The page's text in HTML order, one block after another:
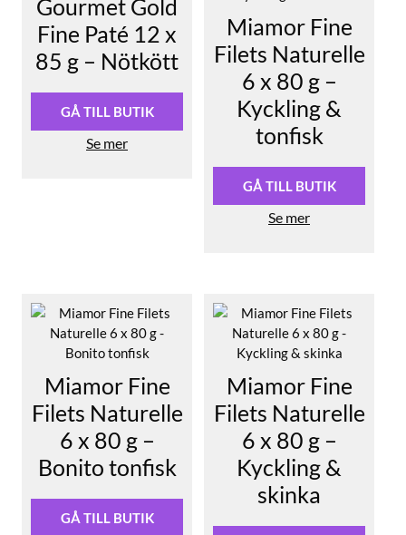
Gourmet Gold
Fine Paté 12 x
85 g – Nötkött
GÅ TILL BUTIK
Se mer
Miamor Fine
Filets Naturelle
6 x 80 g –
Kyckling &
tonfisk
GÅ TILL BUTIK
Se mer
Miamor Fine
Filets Naturelle
6 x 80 g –
Bonito tonfisk
GÅ TILL BUTIK
Miamor Fine
Filets Naturelle
6 x 80 g –
Kyckling &
skinka